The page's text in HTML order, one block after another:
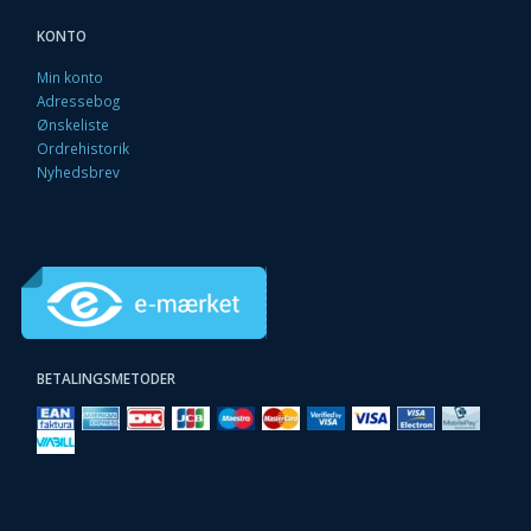
KONTO
Min konto
Adressebog
Ønskeliste
Ordrehistorik
Nyhedsbrev
BETALINGSMETODER